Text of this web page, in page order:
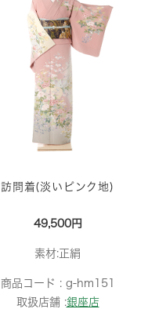
訪問着(淡いピンク地)
49,500円
素材:正絹
商品コード : g-hm151
取扱店舗 :銀座店